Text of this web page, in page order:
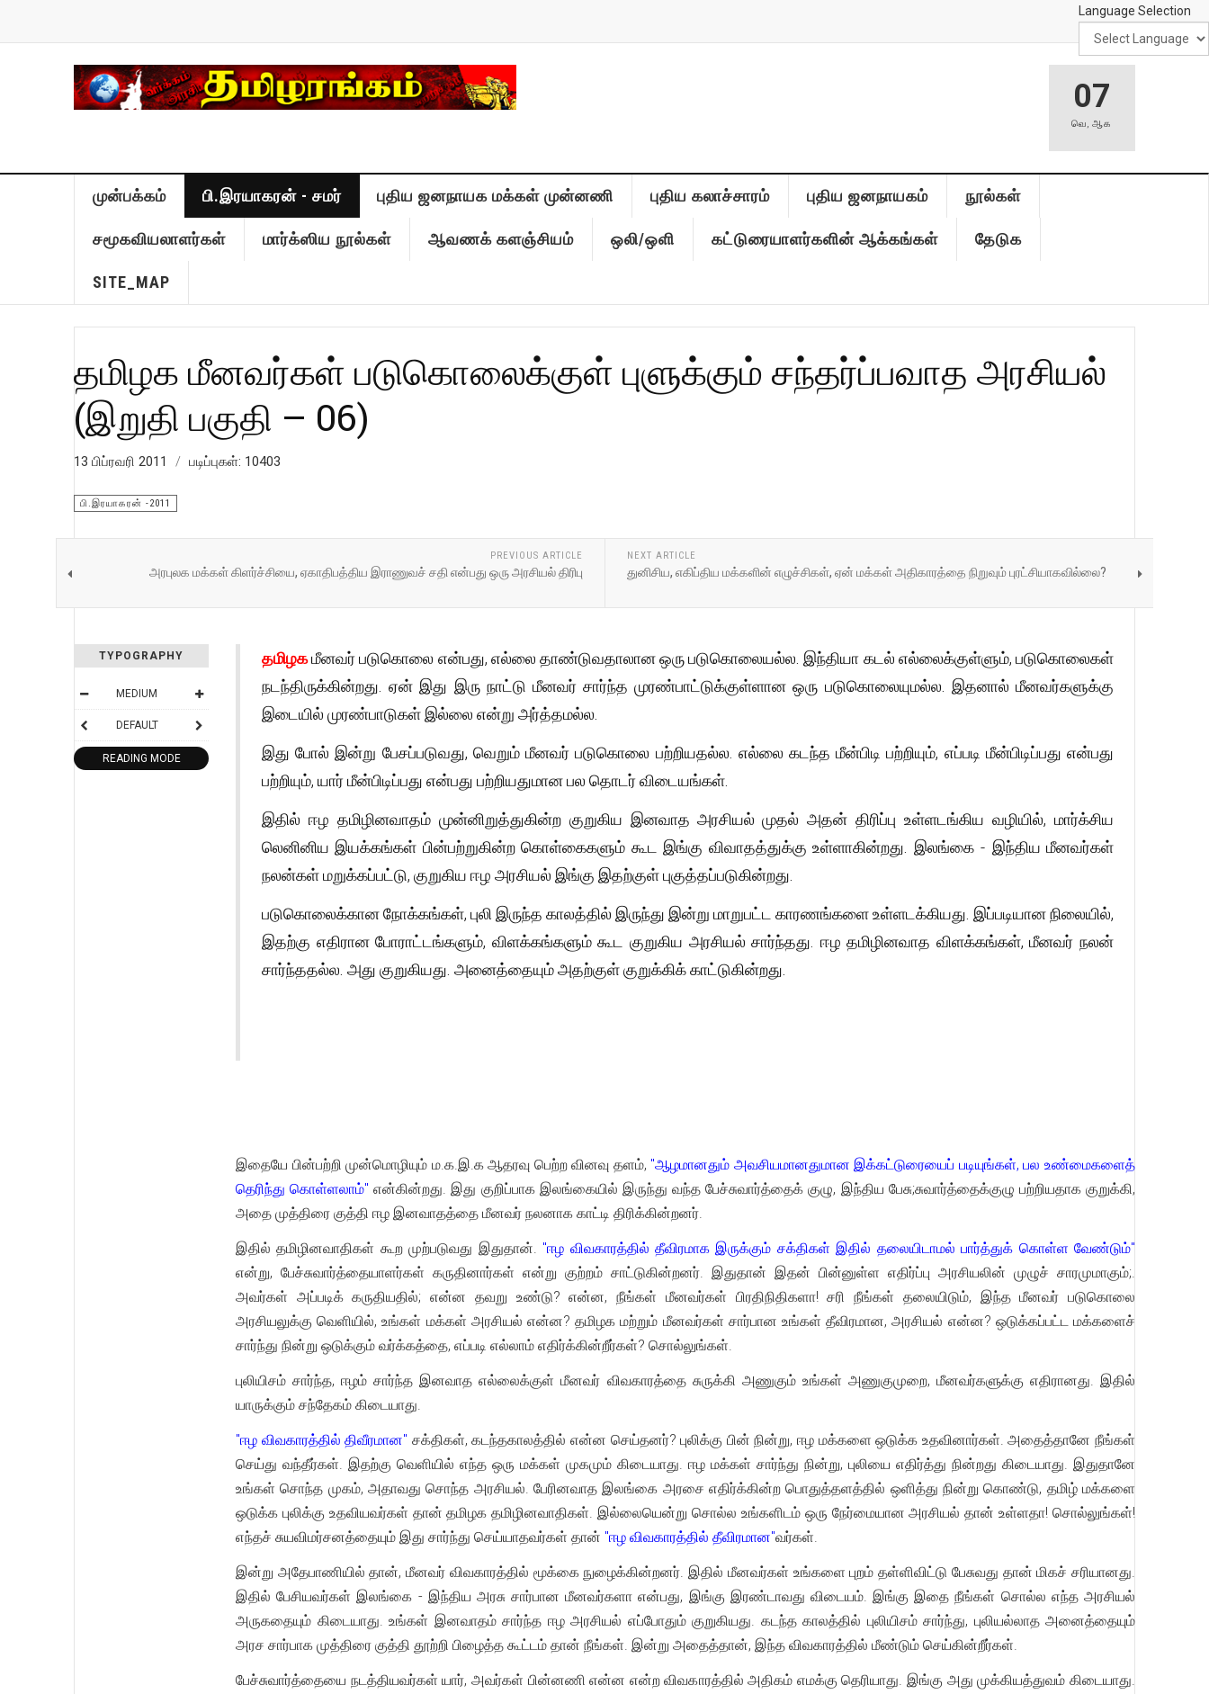
Language Selection
07
வெ,ஆக
முன்பக்கம் பி.இரயாகரன் - சமர் புதிய ஜனநாயக மக்கள் முன்னணி புதிய கலாச்சாரம் புதிய ஜனநாயகம் நூல்கள்
சமூகவியலாளர்கள் மார்க்ஸிய நூல்கள் ஆவணக் களஞ்சியம் ஒலி/ஒளி கட்டுரையாளர்களின் ஆக்கங்கள் தேடுக
SITE_MAP
தமிழக மீனவர்கள் படுகொலைக்குள் புளுக்கும் சந்தர்ப்பவாத அரசியல்
(இறுதி பகுதி – 06)
13 பிப்ரவரி 2011 படிப்புகள்: 10403
பி.இரயாகரன் -2011
PREVIOUS ARTICLE
அரபுலக மக்கள் கிளர்ச்சியை, ஏகாதிபத்திய இராணுவச் சதி என்பது ஒரு அரசியல் திரிபு
NEXT ARTICLE
துனிசிய, எகிப்திய மக்களின் எழுச்சிகள், ஏன் மக்கள் அதிகாரத்தை நிறுவும் புரட்சியாகவில்லை?
TYPOGRAPHY
MEDIUM
DEFAULT
READING MODE
தமிழகமீனவர் படுகொலை என்பது, எல்லை தாண்டுவதாலான ஒரு படுகொலையல்ல. இந்தியா கடல் எல்லைக்குள்ளும், படுகொலைகள்
நடந்திருக்கின்றது. ஏன் இது இரு நாட்டு மீனவர் சார்ந்த முரண்பாட்டுக்குள்ளான ஒரு படுகொலையுமல்ல. இதனால் மீனவர்களுக்கு
இடையில் முரண்பாடுகள் இல்லை என்று அர்த்தமல்ல.
இது போல் இன்று பேசப்படுவது, வெறும் மீனவர் படுகொலை பற்றியதல்ல. எல்லை கடந்த மீன்பிடி பற்றியும், எப்படி மீன்பிடிப்பது என்பது
பற்றியும், யார் மீன்பிடிப்பது என்பது பற்றியதுமான பல தொடர் விடையங்கள்.
இதில் ஈழ தமிழினவாதம் முன்னிறுத்துகின்ற குறுகிய இனவாத அரசியல் முதல் அதன் திரிப்பு உள்ளடங்கிய வழியில், மார்க்சிய
லெனினிய இயக்கங்கள் பின்பற்றுகின்ற கொள்கைகளும் கூட இங்கு விவாதத்துக்கு உள்ளாகின்றது. இலங்கை - இந்திய மீனவர்கள்
நலன்கள் மறுக்கப்பட்டு, குறுகிய ஈழ அரசியல் இங்கு இதற்குள் புகுத்தப்படுகின்றது.
படுகொலைக்கான நோக்கங்கள், புலி இருந்த காலத்தில் இருந்து இன்று மாறுபட்ட காரணங்களை உள்ளடக்கியது. இப்படியான நிலையில்,
இதற்கு எதிரான போராட்டங்களும், விளக்கங்களும் கூட குறுகிய அரசியல் சார்ந்தது. ஈழ தமிழினவாத விளக்கங்கள், மீனவர் நலன்
சார்ந்ததல்ல. அது குறுகியது. அனைத்தையும் அதற்குள் குறுக்கிக் காட்டுகின்றது.
இதையே பின்பற்றி முன்மொழியும் ம.க.இ.க ஆதரவு பெற்ற வினவு தளம், "ஆழமானதும் அவசியமானதுமான இக்கட்டுரையைப் படியுங்கள், பல உண்மைகளைத்
தெரிந்து கொள்ளலாம்" என்கின்றது. இது குறிப்பாக இலங்கையில் இருந்து வந்த பேச்சுவார்த்தைக் குழு, இந்திய பேசு;சுவார்த்தைக்குழு பற்றியதாக குறுக்கி,
அதை முத்திரை குத்தி ஈழ இனவாதத்தை மீனவர் நலனாக காட்டி திரிக்கின்றனர்.
இதில் தமிழினவாதிகள் கூற முற்படுவது இதுதான். "ஈழ விவகாரத்தில் தீவிரமாக இருக்கும் சக்திகள் இதில் தலையிடாமல் பார்த்துக் கொள்ள வேண்டும்"
என்று, பேச்சுவார்த்தையாளர்கள் கருதினார்கள் என்று குற்றம் சாட்டுகின்றனர். இதுதான் இதன் பின்னுள்ள எதிர்ப்பு அரசியலின் முழுச் சாரமுமாகும்;.
அவர்கள் அப்படிக் கருதியதில்; என்ன தவறு உண்டு? என்ன, நீங்கள் மீனவர்கள் பிரதிநிதிகளா! சரி நீங்கள் தலையிடும், இந்த மீனவர் படுகொலை
அரசியலுக்கு வெளியில், உங்கள் மக்கள் அரசியல் என்ன? தமிழக மற்றும் மீனவர்கள் சார்பான உங்கள் தீவிரமான, அரசியல் என்ன? ஒடுக்கப்பட்ட மக்களைச்
சார்ந்து நின்று ஒடுக்கும் வர்க்கத்தை, எப்படி எல்லாம் எதிர்க்கின்றீர்கள்? சொல்லுங்கள்.
புலியிசம் சார்ந்த, ஈழம் சார்ந்த இனவாத எல்லைக்குள் மீனவர் விவகாரத்தை சுருக்கி அணுகும் உங்கள் அணுகுமுறை, மீனவர்களுக்கு எதிரானது. இதில்
யாருக்கும் சந்தேகம் கிடையாது.
"ஈழ விவகாரத்தில் திவீரமான" சக்திகள், கடந்தகாலத்தில் என்ன செய்தனர்? புலிக்கு பின் நின்று, ஈழ மக்களை ஒடுக்க உதவினார்கள். அதைத்தானே நீங்கள்
செய்து வந்தீர்கள். இதற்கு வெளியில் எந்த ஒரு மக்கள் முகமும் கிடையாது. ஈழ மக்கள் சார்ந்து நின்று, புலியை எதிர்த்து நின்றது கிடையாது. இதுதானே
உங்கள் சொந்த முகம், அதாவது சொந்த அரசியல். பேரினவாத இலங்கை அரசை எதிர்க்கின்ற பொதுத்தளத்தில் ஒளித்து நின்று கொண்டு, தமிழ் மக்களை
ஒடுக்க புலிக்கு உதவியவர்கள் தான் தமிழக தமிழினவாதிகள். இல்லையென்று சொல்ல உங்களிடம் ஒரு நேர்மையான அரசியல் தான் உள்ளதா! சொல்லுங்கள்!
எந்தச் சுயவிமர்சனத்தையும் இது சார்ந்து செய்யாதவர்கள் தான் "ஈழ விவகாரத்தில் தீவிரமான"வர்கள்.
இன்று அதேபாணியில் தான், மீனவர் விவகாரத்தில் மூக்கை நுழைக்கின்றனர். இதில் மீனவர்கள் உங்களை புறம் தள்ளிவிட்டு பேசுவது தான் மிகச் சரியானது.
இதில் பேசியவர்கள் இலங்கை - இந்திய அரசு சார்பான மீனவர்களா என்பது, இங்கு இரண்டாவது விடையம். இங்கு இதை நீங்கள் சொல்ல எந்த அரசியல்
அருகதையும் கிடையாது. உங்கள் இனவாதம் சார்ந்த ஈழ அரசியல் எப்போதும் குறுகியது. கடந்த காலத்தில் புலியிசம் சார்ந்து, புலியல்லாத அனைத்தையும்
அரச சார்பாக முத்திரை குத்தி தூற்றி பிழைத்த கூட்டம் தான் நீங்கள். இன்று அதைத்தான், இந்த விவகாரத்தில் மீண்டும் செய்கின்றீர்கள்.
பேச்சுவார்த்தையை நடத்தியவர்கள் யார், அவர்கள் பின்னணி என்ன என்ற விவகாரத்தில் அதிகம் எமக்கு தெரியாது. இங்கு அது முக்கியத்துவம் கிடையாது.